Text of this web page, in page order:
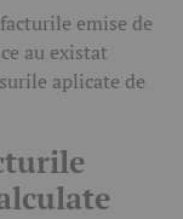
emise de
au existat
aplicate de